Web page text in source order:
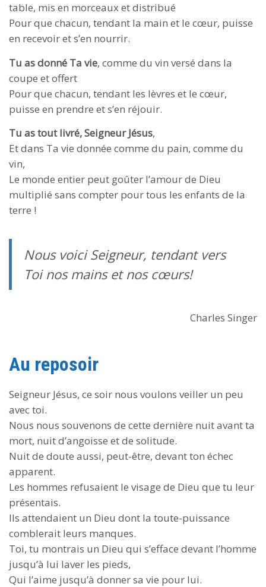
table, mis en morceaux et distribué
Pour que chacun, tendant la main et le cœur, puisse
en recevoir et s’en nourrir.
Tu as donné Ta vie, comme du vin versé dans la
coupe et offert
Pour que chacun, tendant les lèvres et le cœur,
puisse en prendre et s’en réjouir.
Tu as tout livré, Seigneur Jésus,
Et dans Ta vie donnée comme du pain, comme du
vin,
Le monde entier peut goûter l’amour de Dieu
multiplié sans compter pour tous les enfants de la
terre !
Nous voici Seigneur, tendant vers
Toi nos mains et nos cœurs!
Charles Singer
Au reposoir
Seigneur Jésus, ce soir nous voulons veiller un peu
avec toi.
Nous nous souvenons de cette dernière nuit avant ta
mort, nuit d’angoisse et de solitude.
Nuit de doute aussi, peut-être, devant ton échec
apparent.
Les hommes refusaient le visage de Dieu que tu leur
présentais.
Ils attendaient un Dieu dont la toute-puissance
comblerait leurs manques.
Toi, tu montrais un Dieu qui s’efface devant l’homme
jusqu’à lui laver les pieds,
Qui l’aime jusqu’à donner sa vie pour lui.